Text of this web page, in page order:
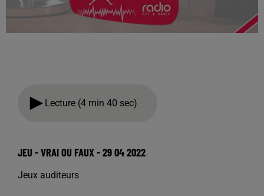
Lecture (4 min 40 sec)
JEU - VRAI OU FAUX - 29 04 2022
Jeux auditeurs